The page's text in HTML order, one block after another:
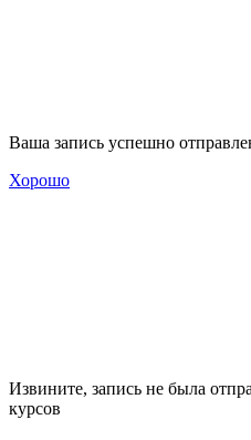
Ваша запись успешно
Хорошо
Извините, запись не была
курсов